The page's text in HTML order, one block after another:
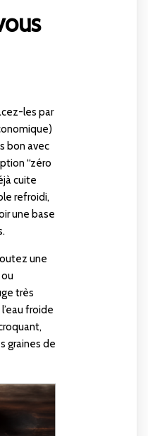
les par
bon avec
“zéro
cuite
refroidi,
une base
une
très
froide
graines de